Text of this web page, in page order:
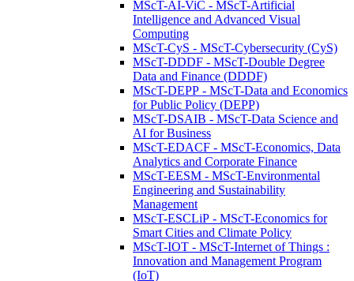
MScT-AI-ViC - MScT-Artificial
Intelligence and Advanced Visual
Computing
MScT-CyS - MScT-Cybersecurity (CyS)
MScT-DDDF - MScT-Double Degree
Data and Finance (DDDF)
MScT-DEPP - MScT-Data and Economics
for Public Policy (DEPP)
MScT-DSAIB - MScT-Data Science and
AI for Business
MScT-EDACF - MScT-Economics, Data
Analytics and Corporate Finance
MScT-EESM - MScT-Environmental
Engineering and Sustainability
Management
MScT-ESCLiP - MScT-Economics for
Smart Cities and Climate Policy
MScT-IOT - MScT-Internet of Things :
Innovation and Management Program
(IoT)